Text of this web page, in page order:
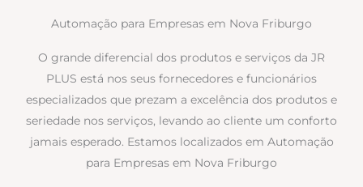
Automação para Empresas em Nova Friburgo
O grande diferencial dos produtos e serviços da JR
PLUS está nos seus fornecedores e funcionários
especializados que prezam a excelência dos produtos e
seriedade nos serviços, levando ao cliente um conforto
jamais esperado. Estamos localizados em Automação
para Empresas em Nova Friburgo